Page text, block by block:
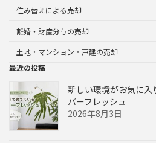
住み替えによる売却
離婚・財産分与の売却
土地・マンション・戸建の売却
最近の投稿
新しい環境がお気に
バーフレッシュ
2026年8月3日